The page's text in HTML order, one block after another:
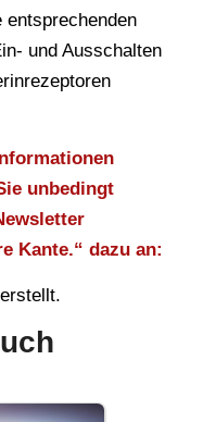
und Ausschalten
unbedingt
Kante.“ dazu an: